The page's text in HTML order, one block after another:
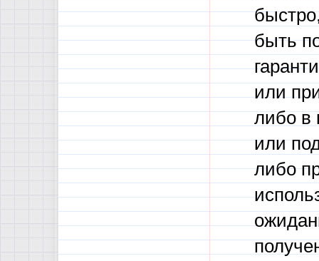
быть
или
либо в
или
либо